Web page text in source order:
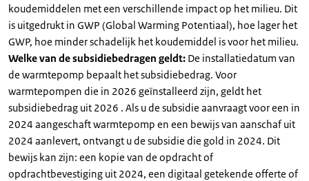
koudemiddelen met een verschillende impact op het milieu. Dit
is uitgedrukt in GWP (Global Warming Potentiaal), hoe lager het
GWP, hoe minder schadelijk het koudemiddel is voor het milieu.
Welke van de subsidiebedragen geldt: De installatiedatum van
de warmtepomp bepaalt het subsidiebedrag. Voor
warmtepompen die in 2026 geïnstalleerd zijn, geldt het
subsidiebedrag uit 2026 . Als u de subsidie aanvraagt voor een in
2024 aangeschaft warmtepomp en een bewijs van aanschaf uit
2024 aanlevert, ontvangt u de subsidie die gold in 2024. Dit
bewijs kan zijn: een kopie van de opdracht of
opdrachtbevestiging uit 2024, een digitaal getekende offerte of